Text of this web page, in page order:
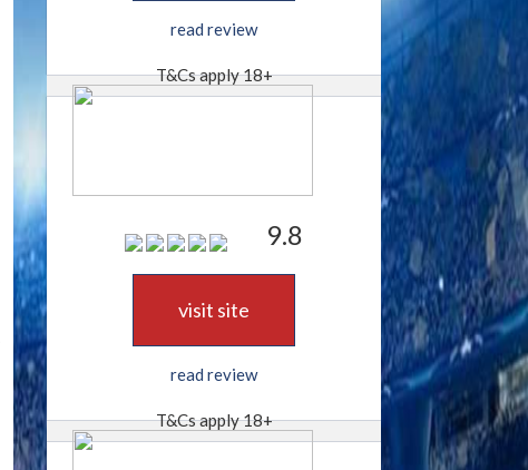
read review
T&Cs apply 18+
9.8
visit site
read review
T&Cs apply 18+